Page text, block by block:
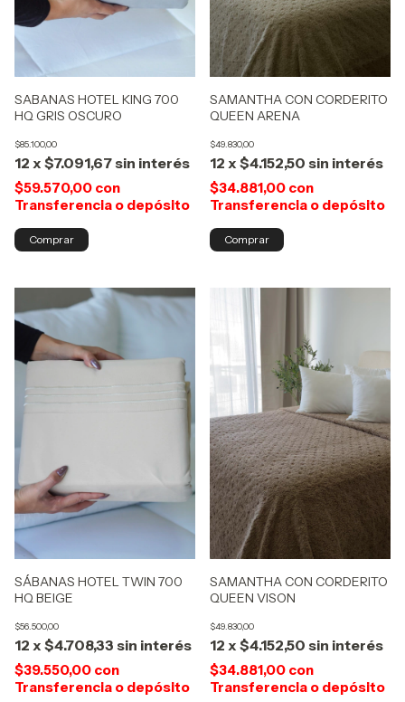
SABANAS HOTEL KING 700
HQ GRIS OSCURO
$85.100,00
12 x $7.091,67sin interés
$59.570,00 con
Transferencia o depósito
SAMANTHA CON CORDERITO
QUEEN ARENA
$49.830,00
12 x $4.152,50 sin interés
$34.881,00 con
Transferencia o depósito
SÁBANAS HOTEL TWIN 700
HQ BEIGE
$56.500,00
12 x $4.708,33 sin interés
$39.550,00 con
Transferencia o depósito
SAMANTHA CON CORDERITO
QUEEN VISON
$49.830,00
12 x $4.152,50 sin interés
$34.881,00 con
Transferencia o depósito